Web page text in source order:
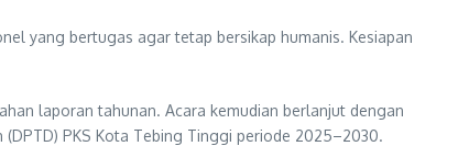
yang bertugas agar tetap bersikap humanis. Kesiapan
laporan tahunan. Acara kemudian berlanjut dengan
PKS Kota Tebing Tinggi periode 2025–2030.